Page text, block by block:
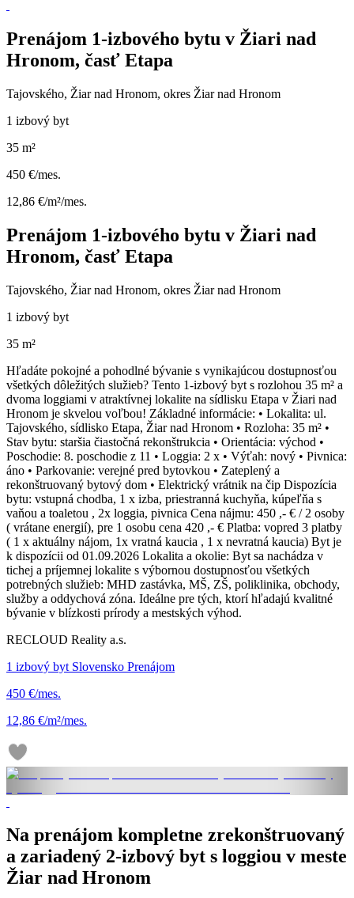
Prenájom 1-izbového bytu v Žiari nad
Hronom, časť Etapa
Tajovského, Žiar nad Hronom, okres Žiar nad Hronom
1 izbový byt
35 m²
450 €/mes.
12,86 €/m²/mes.
Prenájom 1-izbového bytu v Žiari nad
Hronom, časť Etapa
Tajovského, Žiar nad Hronom, okres Žiar nad Hronom
1 izbový byt
35 m²
Hľadáte pokojné a pohodlné bývanie s vynikajúcou dostupnosťou
všetkých dôležitých služieb? Tento 1-izbový byt s rozlohou 35 m² a
dvoma loggiami v atraktívnej lokalite na sídlisku Etapa v Žiari nad
Hronom je skvelou voľbou! Základné informácie: • Lokalita: ul.
Tajovského, sídlisko Etapa, Žiar nad Hronom • Rozloha: 35 m² •
Stav bytu: staršia čiastočná rekonštrukcia • Orientácia: východ •
Poschodie: 8. poschodie z 11 • Loggia: 2 x • Výťah: nový • Pivnica:
áno • Parkovanie: verejné pred bytovkou • Zateplený a
rekonštruovaný bytový dom • Elektrický vrátnik na čip Dispozícia
bytu: vstupná chodba, 1 x izba, priestranná kuchyňa, kúpeľňa s
vaňou a toaletou , 2x loggia, pivnica Cena nájmu: 450 ,- € / 2 osoby
( vrátane energií), pre 1 osobu cena 420 ,- € Platba: vopred 3 platby
( 1 x aktuálny nájom, 1x vratná kaucia , 1 x nevratná kaucia) Byt je
k dispozícii od 01.09.2026 Lokalita a okolie: Byt sa nachádza v
tichej a príjemnej lokalite s výbornou dostupnosťou všetkých
potrebných služieb: MHD zastávka, MŠ, ZŠ, poliklinika, obchody,
služby a oddychová zóna. Ideálne pre tých, ktorí hľadajú kvalitné
bývanie v blízkosti prírody a mestských výhod.
RECLOUD Reality a.s.
1 izbový byt Slovensko Prenájom
450 €/mes.
12,86 €/m²/mes.
Na prenájom kompletne zrekonštruovaný
a zariadený 2-izbový byt s loggiou v meste
Žiar nad Hronom